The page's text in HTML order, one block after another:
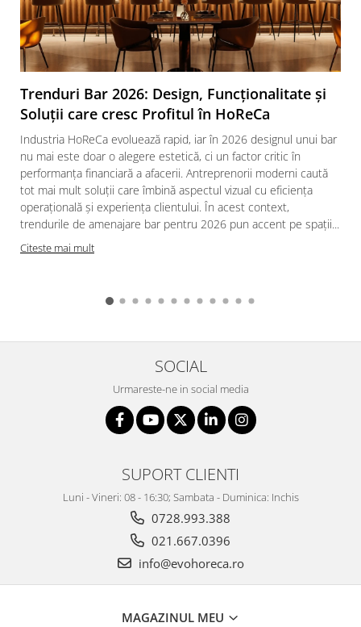
Trenduri Bar 2026: Design, Funcționalitate și
Soluții care cresc Profitul în HoReCa
Industria HoReCa evoluează rapid, iar în 2026 designul unui bar
nu mai este doar o alegere estetică, ci un factor critic în
performanța financiară a afacerii. Antreprenorii moderni caută
tot mai mult soluții care îmbină aspectul vizual cu eficiența
operațională și experiența clientului. În acest context,
trendurile de amenajare bar pentru 2026 pun accent pe spații...
Citeste mai mult
SOCIAL
Urmareste-ne in social media
SUPORT CLIENTI
Luni - Vineri: 08 - 16:30; Sambata - Duminica: Inchis
0728.993.388
021.667.0396
info@evohoreca.ro
MAGAZINUL MEU